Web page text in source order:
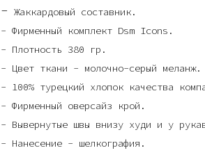
- Жаккардовый составник.
- Фирменный комплект Dsm Icons.
- Плотность 380 гр.
- Цвет ткани - молочно-серый меланж.
- 100% турецкий хлопок качества
- Фирменный оверсайз крой.
- Вывернутые швы внизу худи и у
- Нанесение - шелкография.